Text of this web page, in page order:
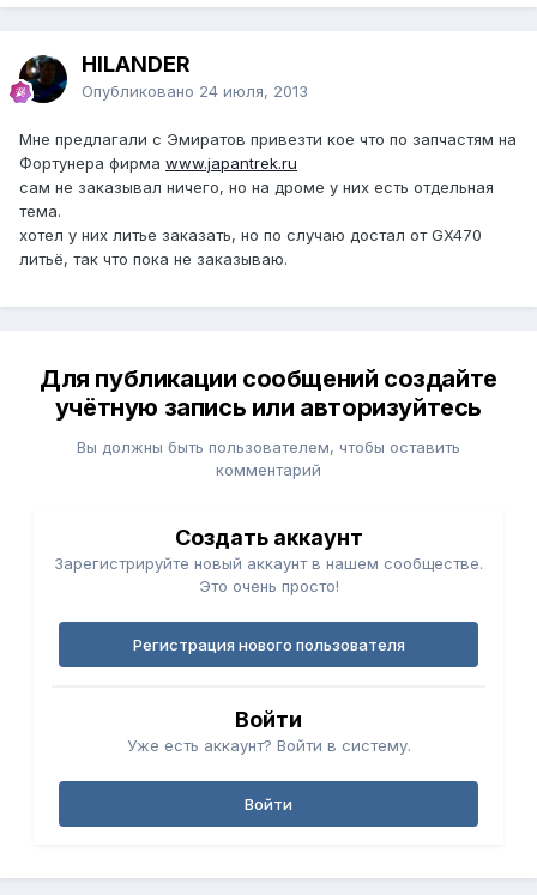
HILANDER
Опубликовано 24 июля, 2013
Мне предлагали с Эмиратов привезти кое что по запчастям на
Фортунера фирма www.japantrek.ru
сам не заказывал ничего, но на дроме у них есть отдельная
тема.
хотел у них литье заказать, но по случаю достал от GX470
литьё, так что пока не заказываю.
Для публикации сообщений создайте
учётную запись или авторизуйтесь
Вы должны быть пользователем, чтобы оставить
комментарий
Создать аккаунт
Зарегистрируйте новый аккаунт в нашем сообществе.
Это очень просто!
Регистрация нового пользователя
Войти
Уже есть аккаунт? Войти в систему.
Войти